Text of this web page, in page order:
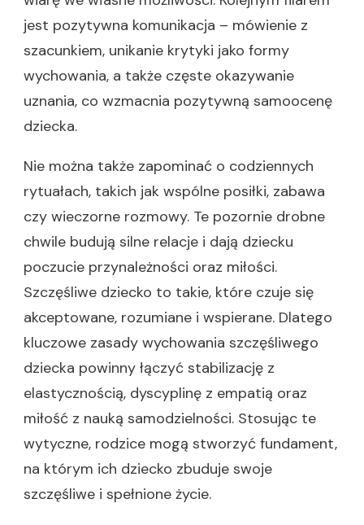
jest pozytywna komunikacja – mówienie z
szacunkiem, unikanie krytyki jako formy
wychowania, a także częste okazywanie
uznania, co wzmacnia pozytywną samoocenę
dziecka.
Nie można także zapominać o codziennych
rytuałach, takich jak wspólne posiłki, zabawa
czy wieczorne rozmowy. Te pozornie drobne
chwile budują silne relacje i dają dziecku
poczucie przynależności oraz miłości.
Szczęśliwe dziecko to takie, które czuje się
akceptowane, rozumiane i wspierane. Dlatego
kluczowe zasady wychowania szczęśliwego
dziecka powinny łączyć stabilizację z
elastycznością, dyscyplinę z empatią oraz
miłość z nauką samodzielności. Stosując te
wytyczne, rodzice mogą stworzyć fundament,
na którym ich dziecko zbuduje swoje
szczęśliwe i spełnione życie.